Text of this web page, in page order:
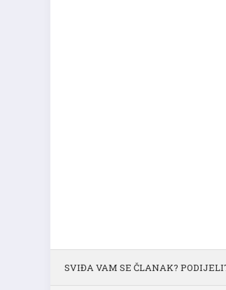
SVIĐA VAM SE ČLANAK?